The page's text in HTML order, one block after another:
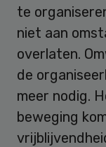
te
niet aan
overlaten.
de
meer nodig.
beweging